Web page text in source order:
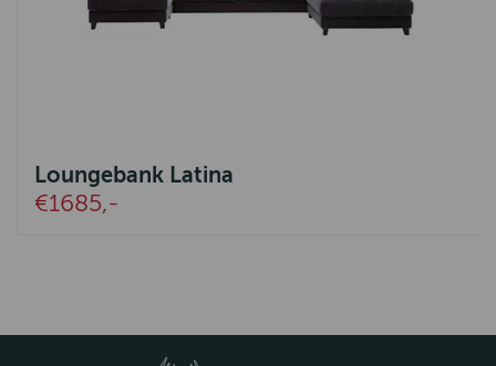
Loungebank Latina
€1685,-